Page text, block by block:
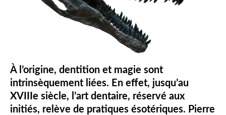
À l’origine, dentition et magie sont
intrinsèquement liées. En effet, jusqu’au
XVIIIe siècle, l’art dentaire, réservé aux
initiés, relève de pratiques ésotériques. Pierre